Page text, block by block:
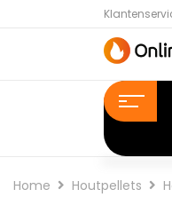
Home Houtpellets